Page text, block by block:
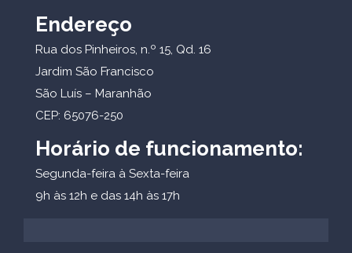
Endereço
Rua dos Pinheiros, n.º 15, Qd. 16
Jardim São Francisco
São Luís – Maranhão
CEP: 65076-250
Horário de funcionamento:
Segunda-feira à Sexta-feira
9h às 12h e das 14h às 17h